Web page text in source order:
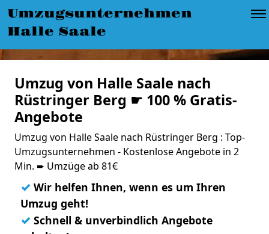
Umzugsunternehmen
Halle Saale
Umzug von Halle Saale nach
Rüstringer Berg ☛ 100 % Gratis-
Angebote
Umzug von Halle Saale nach Rüstringer Berg : Top-
Umzugsunternehmen - Kostenlose Angebote in 2
Min. ➨ Umzüge ab 81€
✓ Wir helfen Ihnen, wenn es um Ihren
Umzug geht!
✓ Schnell & unverbindlich Angebote